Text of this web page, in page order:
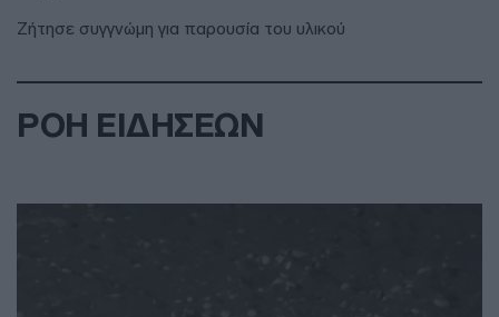
Ζήτησε συγγνώμη για παρουσία του υλικού
ΡΟΗ ΕΙΔΗΣΕΩΝ